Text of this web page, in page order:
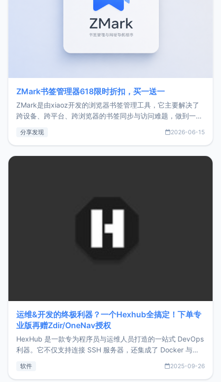
ZMark书签管理器618限时折扣，买一送一
ZMark是由xiaoz开发的浏览器书签管理工具，它主要解决了
跨设备、跨平台、跨浏览器的书签同步与访问难题，做到一处
用，让管理更高效。ZMark官网地址：
分享发现 2026-06-15
运维&开发的终极利器？一个Hexhub全搞定！下单专
业版再赠Zdir/OneNav授权
HexHub 是一款专为程序员与运维人员打造的一站式 DevOps
利器。它不仅支持连接 SSH 服务器，还集成了 Docker 与常
件间频繁切换，仅凭 HexHub 即可同时搞定运维与数据库操
软件 2025-09-26